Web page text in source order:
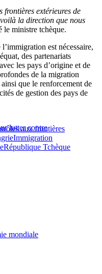
frontières extérieures de
la direction que nous
le ministre tchèque.
est nécessaire,
des partenariats
les pays d’origine et de
de la migration
que le renforcement de
de gestion des pays de
lutter contre
aux frontières
Immigration
République Tchèque
mondiale